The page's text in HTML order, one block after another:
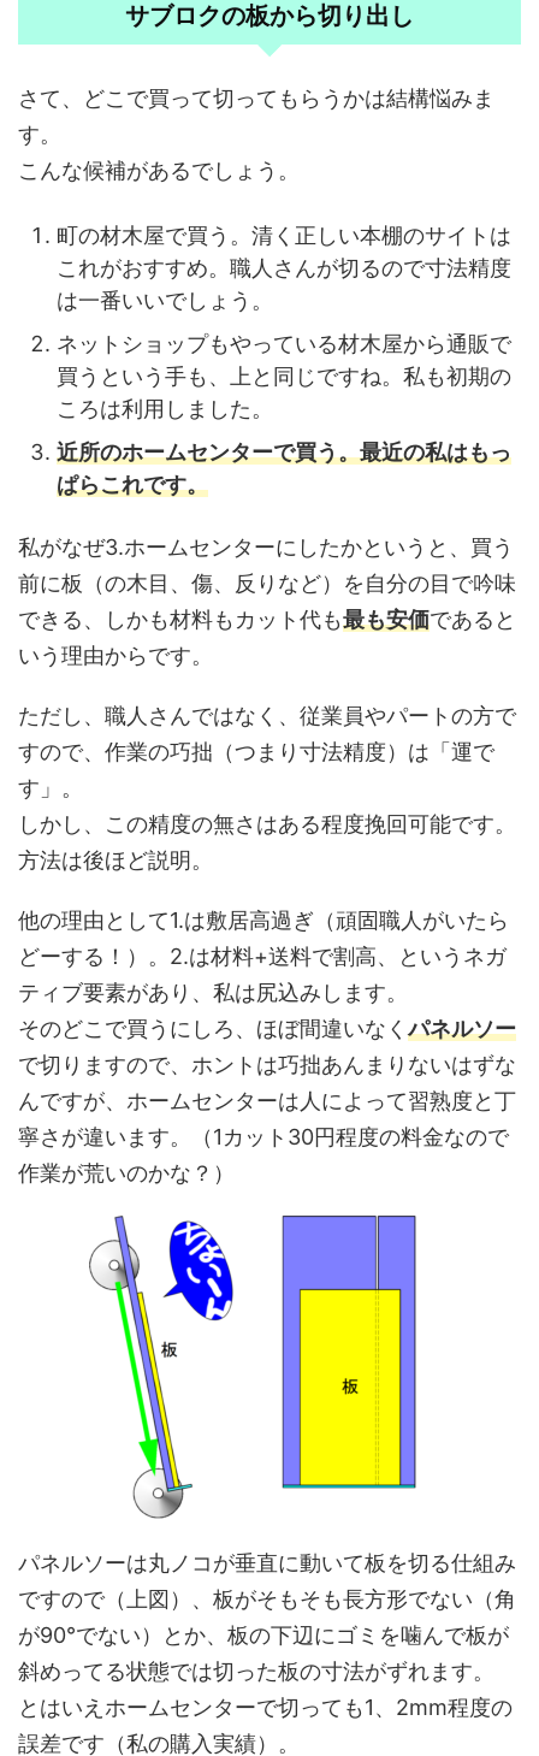
サブロクの板から切り出し
さて、どこで買って切ってもらうかは結構悩みま
す。
こんな候補があるでしょう。
町の材木屋で買う。清く正しい本棚のサイトは
これがおすすめ。職人さんが切るので寸法精度
は一番いいでしょう。
ネットショップもやっている材木屋から通販で
買うという手も、上と同じですね。私も初期の
ころは利用しました。
近所のホームセンターで買う。最近の私はもっ
ぱらこれです。
私がなぜ3.ホームセンターにしたかというと、買う
前に板（の木目、傷、反りなど）を自分の目で吟味
できる、しかも材料もカット代も最も安価であると
いう理由からです。
ただし、職人さんではなく、従業員やパートの方で
すので、作業の巧拙（つまり寸法精度）は「運で
す」。
しかし、この精度の無さはある程度挽回可能です。
方法は後ほど説明。
他の理由として1.は敷居高過ぎ（頑固職人がいたら
どーする！）。2.は材料+送料で割高、というネガ
ティブ要素があり、私は尻込みします。
そのどこで買うにしろ、ほぼ間違いなくパネルソー
で切りますので、ホントは巧拙あんまりないはずな
んですが、ホームセンターは人によって習熟度と丁
寧さが違います。（1カット30円程度の料金なので
作業が荒いのかな？）
パネルソーは丸ノコが垂直に動いて板を切る仕組み
ですので（上図）、板がそもそも長方形でない（角
が90°でない）とか、板の下辺にゴミを噛んで板が
斜めってる状態では切った板の寸法がずれます。
とはいえホームセンターで切っても1、2mm程度の
誤差です（私の購入実績）。